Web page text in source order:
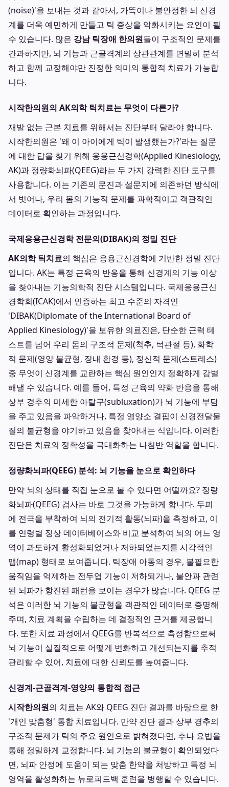
(noise)'을 보내는 것과 같아서, 가뜩이나 불안정한 뇌 신경
계를 더욱 예민하게 만들고 틱 증상을 악화시키는 요인이 될
수 있습니다. 많은 강남 틱장애 한의원들이 구조적인 문제를
간과하지만, 뇌 기능과 근골격계의 상관관계를 면밀히 분석
하고 함께 교정해야만 진정한 의미의 통합적 치료가 가능합
니다.
시작한의원의 AK의학 틱치료는 무엇이 다른가?
재발 없는 근본 치료를 위해서는 진단부터 달라야 합니다.
시작한의원은 '왜 이 아이에게 틱이 발생했는가?'라는 질문
에 대한 답을 찾기 위해 응용근신경학(Applied Kinesiology,
AK)과 정량화뇌파(QEEG)라는 두 가지 강력한 진단 도구를
사용합니다. 이는 기존의 문진과 설문지에 의존하던 방식에
서 벗어나, 우리 몸의 기능적 문제를 과학적이고 객관적인
데이터로 확인하는 과정입니다.
국제응용근신경학 전문의(DIBAK)의 정밀 진단
AK의학 틱치료의 핵심은 응용근신경학에 기반한 정밀 진단
입니다. AK는 특정 근육의 반응을 통해 신경계의 기능 이상
을 찾아내는 기능의학적 진단 시스템입니다. 국제응용근신
경학회(ICAK)에서 인증하는 최고 수준의 자격인
'DIBAK(Diplomate of the International Board of
Applied Kinesiology)'을 보유한 의료진은, 단순한 근력 테
스트를 넘어 우리 몸의 구조적 문제(척추, 턱관절 등), 화학
적 문제(영양 불균형, 장내 환경 등), 정신적 문제(스트레스)
중 무엇이 신경계를 교란하는 핵심 원인인지 정확하게 감별
해낼 수 있습니다. 예를 들어, 특정 근육의 약화 반응을 통해
상부 경추의 미세한 아탈구(subluxation)가 뇌 기능에 부담
을 주고 있음을 파악하거나, 특정 영양소 결핍이 신경전달물
질의 불균형을 야기하고 있음을 찾아내는 식입니다. 이러한
진단은 치료의 정확성을 극대화하는 나침반 역할을 합니다.
정량화뇌파(QEEG) 분석: 뇌 기능을 눈으로 확인하다
만약 뇌의 상태를 직접 눈으로 볼 수 있다면 어떨까요? 정량
화뇌파(QEEG) 검사는 바로 그것을 가능하게 합니다. 두피
에 전극을 부착하여 뇌의 전기적 활동(뇌파)을 측정하고, 이
를 연령별 정상 데이터베이스와 비교 분석하여 뇌의 어느 영
역이 과도하게 활성화되었거나 저하되었는지를 시각적인
맵(map) 형태로 보여줍니다. 틱장애 아동의 경우, 불필요한
움직임을 억제하는 전두엽 기능이 저하되거나, 불안과 관련
된 뇌파가 항진된 패턴을 보이는 경우가 많습니다. QEEG 분
석은 이러한 뇌 기능의 불균형을 객관적인 데이터로 증명해
주며, 치료 계획을 수립하는 데 결정적인 근거를 제공합니
다. 또한 치료 과정에서 QEEG를 반복적으로 측정함으로써
뇌 기능이 실질적으로 어떻게 변화하고 개선되는지를 추적
관리할 수 있어, 치료에 대한 신뢰도를 높여줍니다.
신경계-근골격계-영양의 통합적 접근
시작한의원의 치료는 AK와 QEEG 진단 결과를 바탕으로 한
'개인 맞춤형' 통합 치료입니다. 만약 진단 결과 상부 경추의
구조적 문제가 틱의 주요 원인으로 밝혀졌다면, 추나 요법을
통해 정밀하게 교정합니다. 뇌 기능의 불균형이 확인되었다
면, 뇌파 안정에 도움이 되는 맞춤 한약을 처방하고 특정 뇌
영역을 활성화하는 뉴로피드백 훈련을 병행할 수 있습니다.